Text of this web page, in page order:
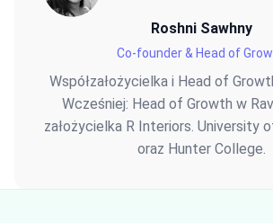
Roshni Sawhny
Co-founder & Head of
Współzałożycielka i Head of
Wcześniej: Head of Growth w
założycielka R Interiors. University
oraz Hunter College.